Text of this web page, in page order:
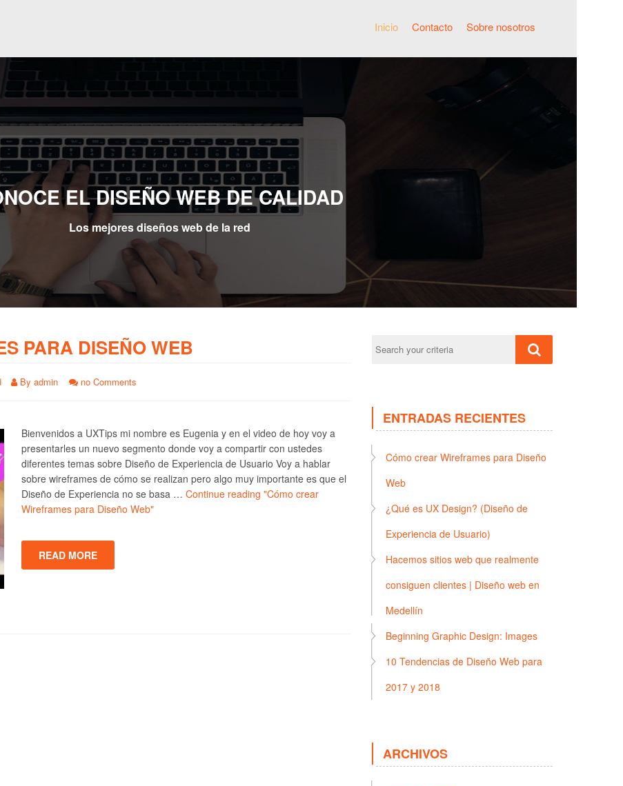
Inicio Contacto Sobre nosotros
EL DISEÑO WEB DE CALIDAD
Los mejores diseños web de la red
PARA DISEÑO WEB
By admin no Comments
Bienvenidos a UXTips mi nombre es Eugenia y en el video de hoy voy a
presentarles un nuevo segmento donde voy a compartir con ustedes
diferentes temas sobre Diseño de Experiencia de Usuario Voy a hablar
sobre wireframes de cómo se realizan pero algo muy importante es que el
Diseño de Experiencia no se basa … Continue reading "Cómo crear
Wireframes para Diseño Web"
READ MORE
ENTRADAS RECIENTES
Cómo crear Wireframes para Diseño
Web
¿Qué es UX Design? (Diseño de
Experiencia de Usuario)
Hacemos sitios web que realmente
consiguen clientes | Diseño web en
Medellín
Beginning Graphic Design: Images
10 Tendencias de Diseño Web para
2017 y 2018
ARCHIVOS